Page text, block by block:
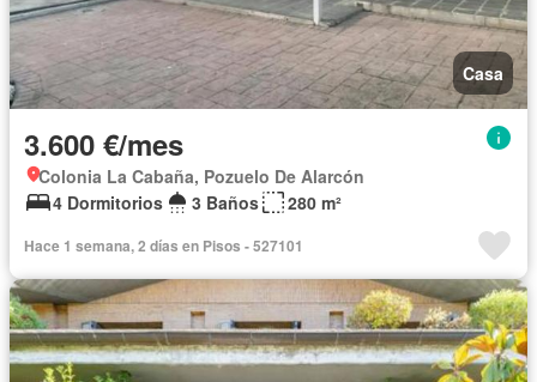
Casa
3.600 €/mes
Colonia La Cabaña, Pozuelo De Alarcón
4 Dormitorios
3 Baños 280 m²
Hace 1 semana, 2 días en Pisos - 527101